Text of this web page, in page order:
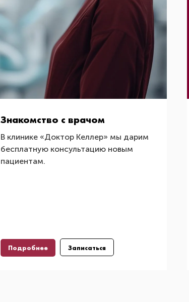
Знакомство с врачом
В клинике «Доктор Келлер» мы дарим
бесплатную консультацию новым
пациентам.
Подробнее Записаться